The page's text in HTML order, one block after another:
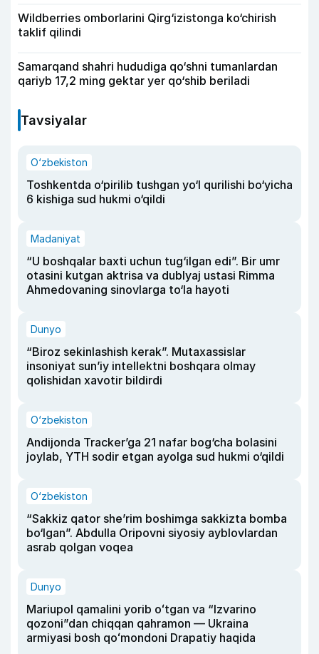
Wildberries omborlarini Qirg‘izistonga ko‘chirish
taklif qilindi
Samarqand shahri hududiga qo‘shni tumanlardan
qariyb 17,2 ming gektar yer qo‘shib beriladi
Tavsiyalar
O‘zbekiston
Toshkentda o‘pirilib tushgan yo‘l qurilishi bo‘yicha
6 kishiga sud hukmi o‘qildi
Madaniyat
“U boshqalar baxti uchun tug‘ilgan edi”. Bir umr
otasini kutgan aktrisa va dublyaj ustasi Rimma
Ahmedovaning sinovlarga to‘la hayoti
Dunyo
“Biroz sekinlashish kerak”. Mutaxassislar
insoniyat sun’iy intellektni boshqara olmay
qolishidan xavotir bildirdi
O‘zbekiston
Andijonda Tracker’ga 21 nafar bog‘cha bolasini
joylab, YTH sodir etgan ayolga sud hukmi o‘qildi
O‘zbekiston
“Sakkiz qator she’rim boshimga sakkizta bomba
bo‘lgan”. Abdulla Oripovni siyosiy ayblovlardan
asrab qolgan voqea
Dunyo
Mariupol qamalini yorib oʻtgan va “Izvarino
qozoni”dan chiqqan qahramon — Ukraina
armiyasi bosh qoʻmondoni Drapatiy haqida